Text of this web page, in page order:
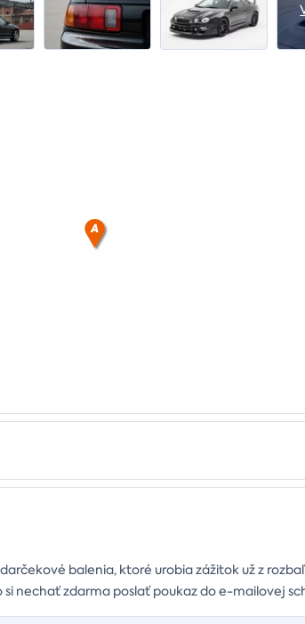
balenia, ktoré urobia zážitok už z
nechať zdarma poslať poukaz do e-mailovej